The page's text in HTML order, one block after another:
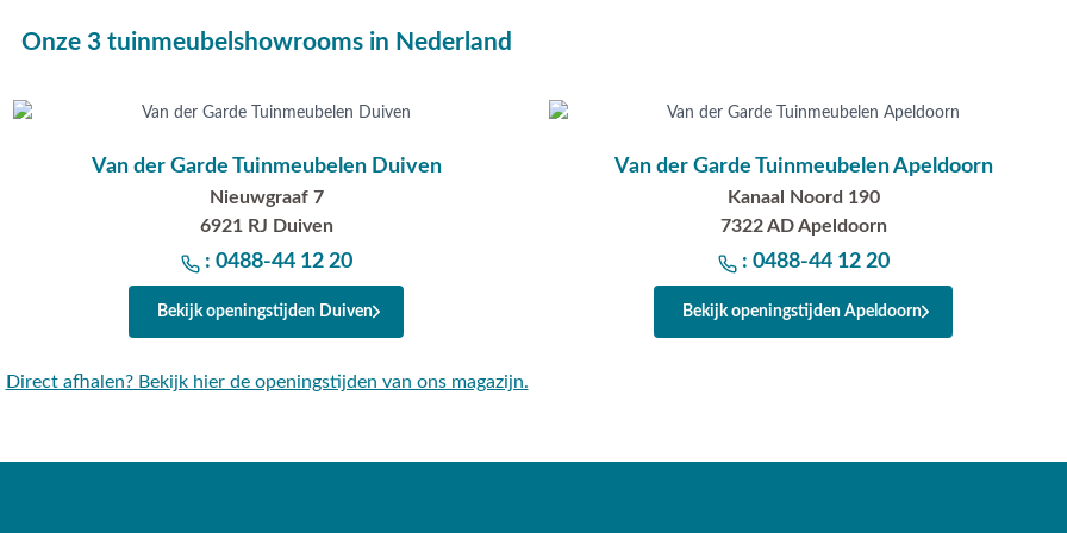
met Margriet tuinstoelen
naar
info@vdgarde.nlof
ben je ook van harte
klaar!
Onze 3 tuinmeubelshowrooms in Nederland
Van der Garde Tuinmeubelen Duiven
Nieuwgraaf 7
6921 RJ Duiven
: 0488-44 12 20
Bekijk openingstijden Duiven
Van der Garde Tuinmeubelen Apeldoorn
Kanaal Noord 190
7322 AD Apeldoorn
: 0488-44 12 20
Bekijk openingstijden Apeldoorn
Direct afhalen? Bekijk hier de openingstijden van ons magazijn.